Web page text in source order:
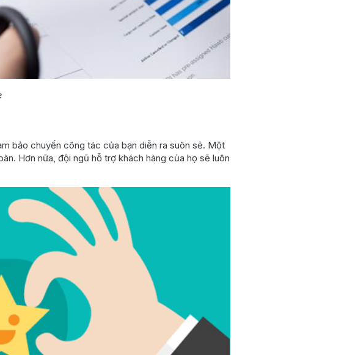
bảo chuyến công tác của bạn diễn ra suôn sẻ. Một
Hơn nữa, đội ngũ hỗ trợ khách hàng của họ sẽ luôn